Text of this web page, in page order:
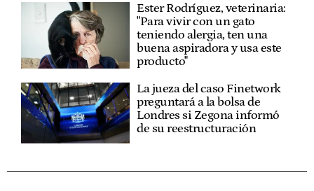
Ester Rodríguez, veterinaria:
"Para vivir con un gato
teniendo alergia, ten una
buena aspiradora y usa este
producto"
La jueza del caso Finetwork
preguntará a la bolsa de
Londres si Zegona informó
de su reestructuración